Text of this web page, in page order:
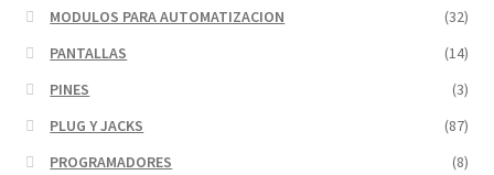
MODULOS PARA AUTOMATIZACION
(32)
PANTALLAS
(14)
PINES
(3)
PLUG Y JACKS
(87)
PROGRAMADORES
(8)